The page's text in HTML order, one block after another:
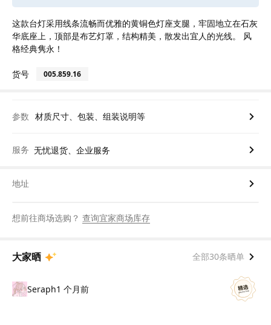
这款台灯采用线条流畅而优雅的黄铜色灯座支腿，牢固地立在石灰
华底座上，顶部是布艺灯罩，结构精美，散发出宜人的光线。 风
格经典隽永！
货号 005.859.16
参数 材质尺寸、包装、组装说明等
服务 无忧退货、企业服务
地址
想前往商场选购？ 查询宜家商场库存
大家晒 全部30条晒单
Seraph1 个月前